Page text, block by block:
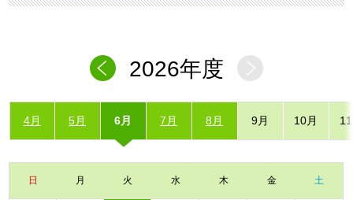
2026年度
4月 5月 6月 7月 8月 9月 10月
日 月 火 水 木 金 土